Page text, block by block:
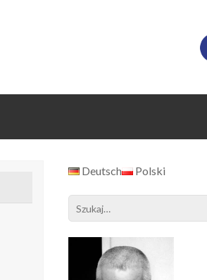
Deutsch Polski